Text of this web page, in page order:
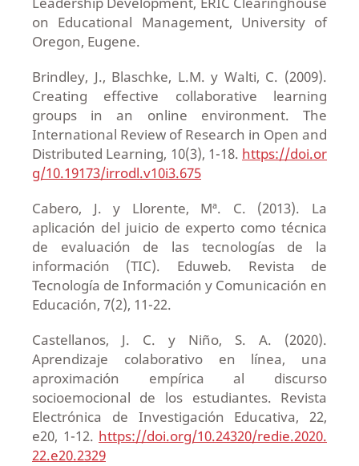
on Educational Management, University of
Oregon, Eugene.
Brindley, J., Blaschke, L.M. y Walti, C. (2009).
Creating effective collaborative learning
groups in an online environment. The
International Review of Research in Open and
Distributed Learning, 10(3), 1-18. https://doi.or
g/10.19173/irrodl.v10i3.675
Cabero, J. y Llorente, Mª. C. (2013). La
aplicación del juicio de experto como técnica
de evaluación de las tecnologías de la
información (TIC). Eduweb. Revista de
Tecnología de Información y Comunicación en
Educación, 7(2), 11-22.
Castellanos, J. C. y Niño, S. A. (2020).
Aprendizaje colaborativo en línea, una
aproximación empírica al discurso
socioemocional de los estudiantes. Revista
Electrónica de Investigación Educativa, 22,
e20, 1-12. https://doi.org/10.24320/redie.2020.
22.e20.2329